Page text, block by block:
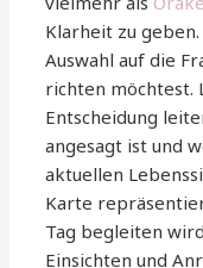
Klarheit zu
Auswahl auf die
richten möchtest.
Entscheidung
angesagt ist und
aktuellen
Karte
Tag begleiten
Einsichten und